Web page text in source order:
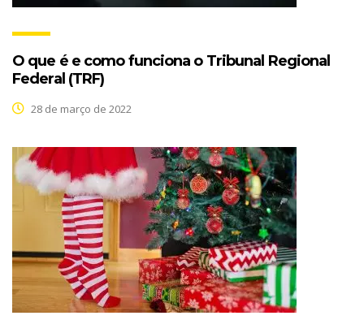
O que é e como funciona o Tribunal Regional
Federal (TRF)
28 de março de 2022